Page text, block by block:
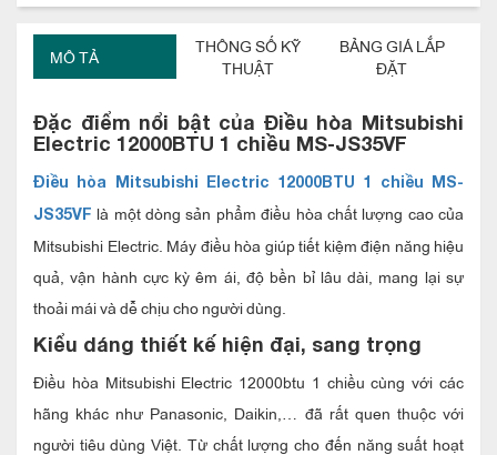
MÔ TẢ
THÔNG SỐ KỸ
THUẬT
BẢNG GIÁ LẮP
ĐẶT
Đặc điểm nổi bật của Điều hòa Mitsubishi
Electric 12000BTU 1 chiều MS-JS35VF
Điều hòa Mitsubishi Electric 12000BTU 1 chiều MS-
JS35VF là một dòng sản phẩm điều hòa chất lượng cao của
Mitsubishi Electric. Máy điều hòa giúp tiết kiệm điện năng hiệu
quả, vận hành cực kỳ êm ái, độ bền bỉ lâu dài, mang lại sự
thoải mái và dễ chịu cho người dùng.
Kiểu dáng thiết kế hiện đại, sang trọng
Điều hòa Mitsubishi Electric 12000btu 1 chiều cùng với các
hãng khác như Panasonic, Daikin,… đã rất quen thuộc với
người tiêu dùng Việt. Từ chất lượng cho đến năng suất hoạt